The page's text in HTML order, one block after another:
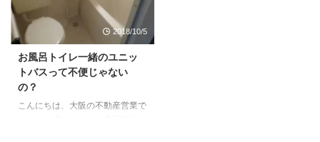
りました。 使用している所はそ
んなにないように思いますが、厳
選された審査基準で沢山の申込者
や不動産屋を悩ませる存在になり
そうです。笑 一時期は積極的に
審査の承認を出していたかと思い
ます。ただ近年は、かなり厳しい
審査をしています。後で記述しま
2018/10/5
お風呂トイレ一緒のユニッ
トバスって不便じゃない
の？
こんにちは、大阪の不動産営業で